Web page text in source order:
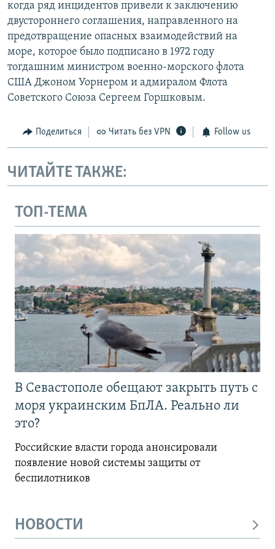
когда ряд инцидентов привели к заключению
двустороннего соглашения, направленного на
предотвращение опасных взаимодействий на
море, которое было подписано в 1972 году
тогдашним министром военно-морского флота
США Джоном Уорнером и адмиралом Флота
Советского Союза Сергеем Горшковым.
Поделиться Читать без VPN Follow us
ЧИТАЙТЕ ТАКЖЕ:
ТОП-ТЕМА
В Севастополе обещают закрыть путь с
моря украинским БпЛА. Реально ли
это?
Российские власти города анонсировали
появление новой системы защиты от
беспилотников
НОВОСТИ